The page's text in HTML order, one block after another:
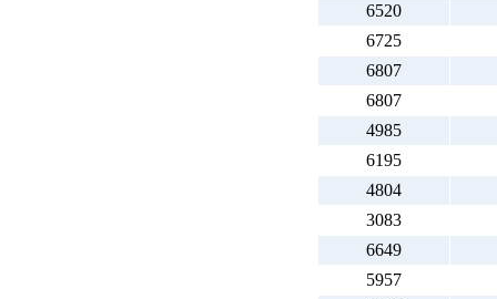
6520
6725
6807
6807
4985
6195
4804
3083
6649
5957